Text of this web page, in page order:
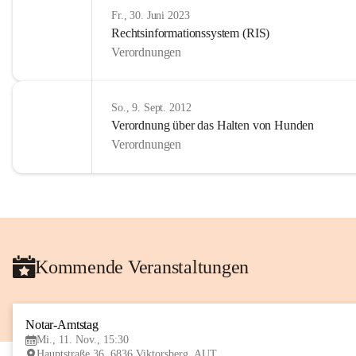
Fr., 30. Juni 2023
Rechtsinformationssystem (RIS)
Verordnungen
So., 9. Sept. 2012
Verordnung über das Halten von Hunden
Verordnungen
Kommende Veranstaltungen
Notar-Amtstag
Mi., 11. Nov., 15:30